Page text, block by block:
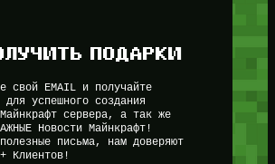
ПОДАРКИ
свой EMAIL и получайте
для успешного создания
сервера, а так же
Новости Майнкрафт!
письма, нам доверяют
Клиентов!